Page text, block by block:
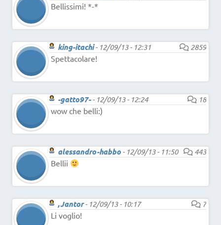
Bellissimi! *-*
king-itachi- 12/09/13 - 12:31
2859
Spettacolare!
-gatto97-- 12/09/13 - 12:24
18
wow che belli:)
alessandro-habbo - 12/09/13 - 11:50
443
Bellii
,Jantor- 12/09/13 - 10:17
7
Li voglio!